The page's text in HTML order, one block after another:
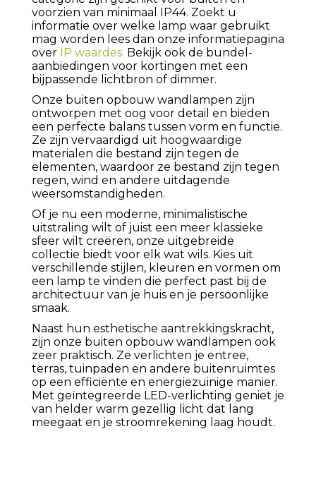
voorzien van minimaal IP44. Zoekt u
informatie over welke lamp waar gebruikt
mag worden lees dan onze informatiepagina
over IP waardes. Bekijk ook de bundel-
aanbiedingen voor kortingen met een
bijpassende lichtbron of dimmer.
Onze buiten opbouw wandlampen zijn
ontworpen met oog voor detail en bieden
een perfecte balans tussen vorm en functie.
Ze zijn vervaardigd uit hoogwaardige
materialen die bestand zijn tegen de
elementen, waardoor ze bestand zijn tegen
regen, wind en andere uitdagende
weersomstandigheden.
Of je nu een moderne, minimalistische
uitstraling wilt of juist een meer klassieke
sfeer wilt creëren, onze uitgebreide
collectie biedt voor elk wat wils. Kies uit
verschillende stijlen, kleuren en vormen om
een lamp te vinden die perfect past bij de
architectuur van je huis en je persoonlijke
smaak.
Naast hun esthetische aantrekkingskracht,
zijn onze buiten opbouw wandlampen ook
zeer praktisch. Ze verlichten je entree,
terras, tuinpaden en andere buitenruimtes
op een efficiënte en energiezuinige manier.
Met geïntegreerde LED-verlichting geniet je
van helder warm gezellig licht dat lang
meegaat en je stroomrekening laag houdt.